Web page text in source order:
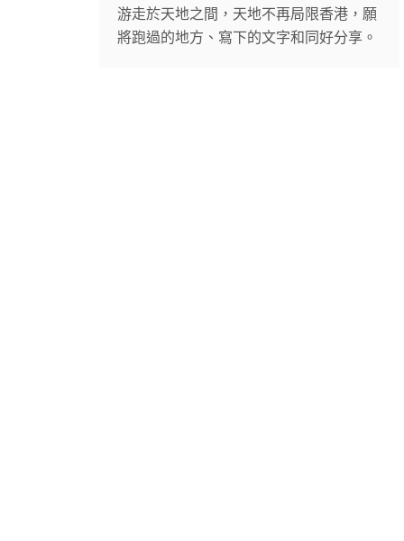
游走於天地之間，天地不再局限香港，願
將跑過的地方、寫下的文字和同好分享。